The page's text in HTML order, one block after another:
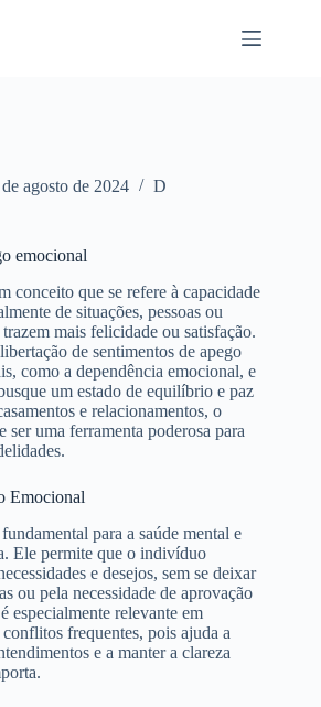
agosto de 2024 D
emocional
conceito que se refere à capacidade
de situações, pessoas ou
mais felicidade ou satisfação.
de sentimentos de apego
como a dependência emocional, e
um estado de equilíbrio e paz
e relacionamentos, o
ser uma ferramenta poderosa para
Emocional
para a saúde mental e
Ele permite que o indivíduo
e desejos, sem se deixar
ou pela necessidade de aprovação
especialmente relevante em
frequentes, pois ajuda a
e a manter a clareza